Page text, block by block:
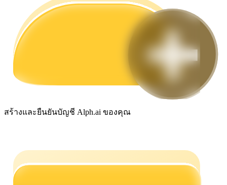
ได้รับ
สร้างและยืนยันบัญชี Alph.ai ของคุณ